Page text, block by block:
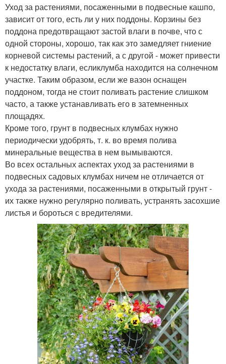
Уход за растениями, посаженными в подвесные кашпо,
зависит от того, есть ли у них поддоны. Корзины без
поддона предотвращают застой влаги в почве, что с
одной стороны, хорошо, так как это замедляет гниение
корневой системы растений, а с другой - может привести
к недостатку влаги, есликлумба находится на солнечном
участке. Таким образом, если же вазон оснащен
поддоном, тогда не стоит поливать растение слишком
часто, а также устанавливать его в затемненных
площадях.
Кроме того, грунт в подвесных клумбах нужно
периодически удобрять, т. к. во время полива
минеральные вещества в нем вымываются.
Во всех остальных аспектах уход за растениями в
подвесных садовых клумбах ничем не отличается от
ухода за растениями, посаженными в открытый грунт -
их также нужно регулярно поливать, устранять засохшие
листья и бороться с вредителями.